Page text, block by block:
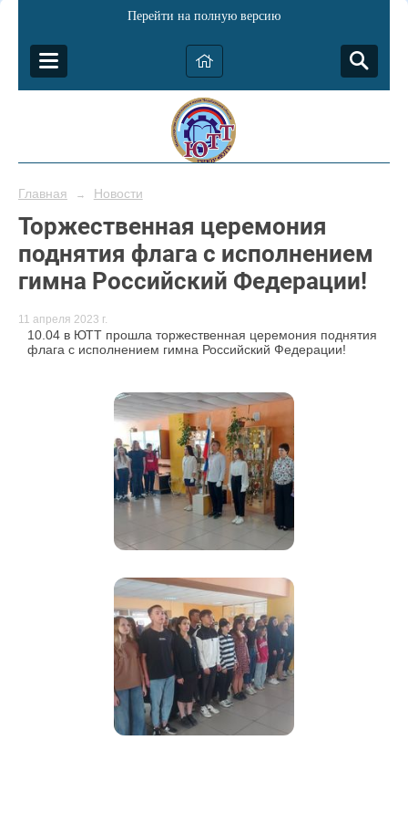
Перейти на полную версию
Главная → Новости
Торжественная церемония
поднятия флага с исполнением
гимна Российский Федерации!
11 апреля 2023 г.
10.04 в ЮТТ прошла торжественная церемония поднятия
флага с исполнением гимна Российский Федерации!